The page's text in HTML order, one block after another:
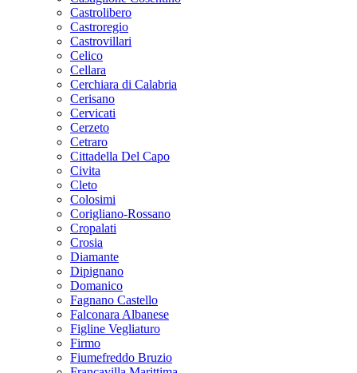
Castrolibero
Castroregio
Castrovillari
Celico
Cellara
Cerchiara di Calabria
Cerisano
Cervicati
Cerzeto
Cetraro
Cittadella Del Capo
Civita
Cleto
Colosimi
Corigliano-Rossano
Cropalati
Crosia
Diamante
Dipignano
Domanico
Fagnano Castello
Falconara Albanese
Figline Vegliaturo
Firmo
Fiumefreddo Bruzio